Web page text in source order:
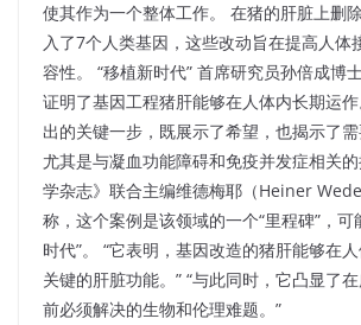
使其作为一个整体工作。 在猪的肝脏上删
入了7个人类基因，这些改动旨在提高人体
容性。 “移植新时代” 首席研究员孙倍成博
证明了基因工程猪肝能够在人体内长期运作
出的关键一步，既展示了希望，也揭示了需
尤其是与凝血功能障碍和免疫并发症相关
学杂志》联合主编维德梅耶（Heiner
称，这个案例是该领域的一个“里程碑”，可
时代”。 “它表明，基因改造的猪肝能够在
关键的肝脏功能。” “与此同时，它凸显了
前必须解决的生物和伦理难题。”